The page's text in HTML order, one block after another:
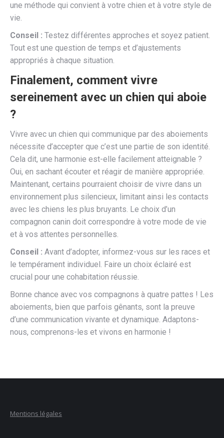
une méthode qui convient à votre chien et à votre style de
vie.
Conseil : Testez différentes approches et soyez patient.
Tout est une question de temps et d’ajustements
appropriés à chaque situation.
Finalement, comment vivre
sereinement avec un chien qui aboie
?
Vivre avec un chien qui communique par des aboiements
nécessite d’accepter que c’est une partie de son identité.
Cela dit, une harmonie est-elle facilement atteignable ?
Oui, en sachant écouter et réagir de manière appropriée.
Maintenant, certains pourraient choisir de vivre dans un
environnement plus silencieux, limitant ainsi les contacts
avec les chiens les plus bruyants. Le choix d’un
compagnon canin doit correspondre à votre mode de vie
et à vos attentes personnelles.
Conseil : Avant d’adopter, informez-vous sur les races et
le tempérament individuel. Faire un choix éclairé est
crucial pour une cohabitation réussie.
Bonne chance avec vos compagnons à quatre pattes ! Les
aboiements, bien que parfois gênants, sont la preuve
d’une communication vivante et dynamique. Adaptons-
nous, comprenons-les et vivons en harmonie !
Mentions légales